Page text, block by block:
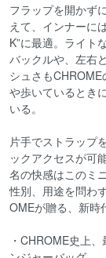
フラップを開かず
えて、インナーに
K”に最適。ライト
バックルや、左右
シュさも
や歩いているとき
いる。
片手でストラップ
ックアクセスが可
名の快感はこのミ
性別、用途を問わ
OMEが贈る、新時
・CHROME史上